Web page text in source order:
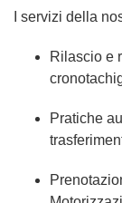
I servizi della
Rilascio e
Pratiche